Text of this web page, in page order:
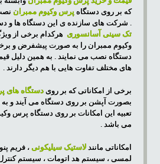
که بر روی دستگاه پرس وکیوم ممبران
. شرکت های سازنده ی این دستگاه ها و
تک سینی آسانسوری هرکدام برخی از
وکیوم ممبران را به صورت پیشفرض و
دستگاه نصب می نمایند . به همین دلیل
های مختلف تفاوت هایی با هم دیگر دارند .
برخی از امکاناتی که بر رویدستگاه های
بصورت آپشن بر روی دستگاه می آیند و به
تعبیه این امکانات بر روی دستگاه پرس
می باشد .
امکاناتی مانندلاستیک سیلیکونی ، فریم
لمسی ، سیستم هد اتومات ، سیستم کنترل